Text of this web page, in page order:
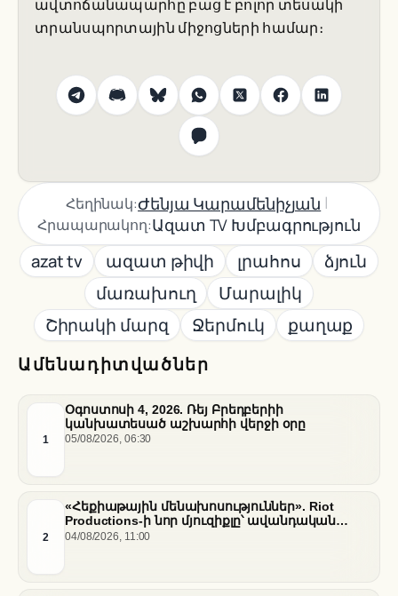
Ամենադիտվածներ
1
Օգոստոսի 4, 2026. Ռեյ Բրեդբերիի
կանխատեսած աշխարհի վերջի օրը
05/08/2026, 06:30
2
«Հեքիաթային մենախոսություններ». Riot
Productions-ի նոր մյուզիքլը՝ ավանդական
պատմությունների նոր վերաիմաստավորում
04/08/2026, 11:00
ավտոճանապարհը բաց է բոլոր տեսակի
տրանսպորտային միջոցների համար։
Հեղինակ:Ժենյա Կարամենիչյան |
Հրապարակող:Ազատ TV Խմբագրություն
azat tv ազատ թիվի լրահոս
ձյուն
մառախուղ
Մարալիկ
Շիրակի մարզ
Ջերմուկ քաղաք